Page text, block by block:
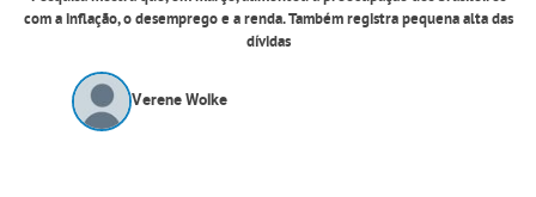
com a inflação, o desemprego e a renda. Também registra pequena alta das
dívidas
Verene Wolke